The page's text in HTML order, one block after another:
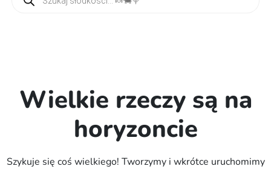
Wielkie rzeczy są na
horyzoncie
Szykuje się coś wielkiego! Tworzymy i wkrótce uruchomimy